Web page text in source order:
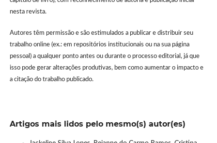
nesta revista.
Autores têm permissão e são estimulados a publicar e distribuir seu
trabalho online (ex.: em repositórios institucionais ou na sua página
pessoal) a qualquer ponto antes ou durante o processo editorial, já que
isso pode gerar alterações produtivas, bem como aumentar o impacto e
a citação do trabalho publicado.
Artigos mais lidos pelo mesmo(s) autor(es)